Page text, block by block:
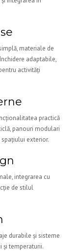
materiale de
adaptabile,
activități
practică
panouri modulari
exterior.
integrarea cu
de stilul
durabile și sisteme
și temperaturii.